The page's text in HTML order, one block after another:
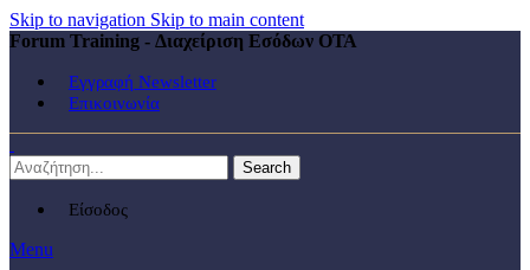
Skip to navigation Skip to main content
Forum Training - Διαχείριση Εσόδων ΟΤΑ
Εγγραφή Newsletter
Επικοινωνία
Search
Είσοδος
Menu